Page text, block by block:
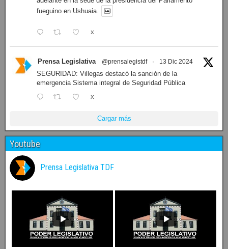
fueguino en Ushuaia.
X
Prensa Legislativa @prensalegistdf · 13 Dic 2024
SEGURIDAD: Villegas destacó la sanción de la
emergencia Sistema integral de Seguridad Pública
X
Cargar más
Youtube
Prensa Legislativa TDF